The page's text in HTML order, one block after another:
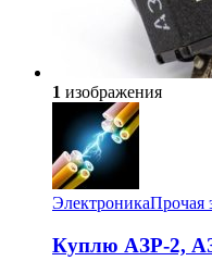
1 изображения
ЭлектроникаПрочая
Куплю АЗР-2,